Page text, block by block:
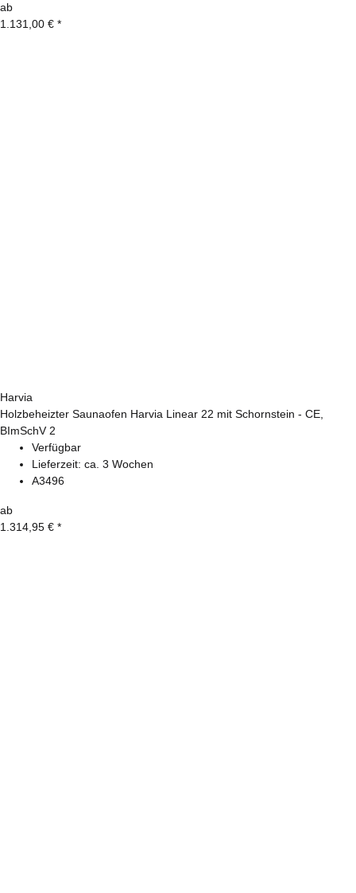
ab
1.131,00 € *
Harvia
Holzbeheizter Saunaofen Harvia Linear 22 mit Schornstein - CE,
BImSchV 2
Verfügbar
Lieferzeit: ca. 3 Wochen
A3496
ab
1.314,95 € *